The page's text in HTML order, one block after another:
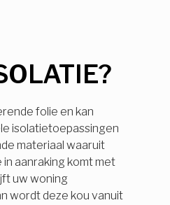
folie en kan
isolatietoepassingen
materiaal waaruit
aanraking komt met
uw woning
wordt deze kou vanuit